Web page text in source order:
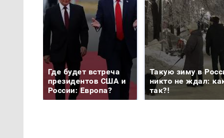
Где будет встреча
президентов США и
России: Европа?
Такую зиму в
никто не ждал:
так?!